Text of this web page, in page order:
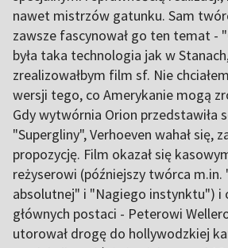
nawet mistrzów gatunku. Sam
zawsze fascynował go ten temat -
była taka technologia jak w
zrealizowałbym film sf. Nie
wersji tego, co Amerykanie mogą
Gdy wytwórnia Orion przedstawiła
"Supergliny", Verhoeven wahał się,
propozycję. Film okazał się
reżyserowi (późniejszy twórca m.in.
absolutnej" i "Nagiego instynktu") i
głównych postaci - Peterowi
utorował drogę do hollywodzkiej